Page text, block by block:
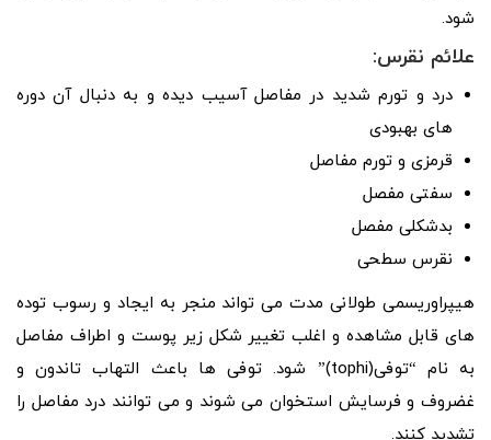
شود.
علائم نقرس:
درد و تورم شدید در مفاصل آسیب دیده و به دنبال آن دوره
های بهبودی
قرمزی و تورم مفاصل
سفتی مفصل
بدشکلی مفصل
نقرس سطحی
هیپراوریسمی طولانی مدت می تواند منجر به ایجاد و رسوب توده
های قابل مشاهده و اغلب تغییر شکل زیر پوست و اطراف مفاصل
به نام “توفی(tophi)” شود. توفی ها باعث التهاب تاندون و
غضروف و فرسایش استخوان می شوند و می توانند درد مفاصل را
تشدید کنند.